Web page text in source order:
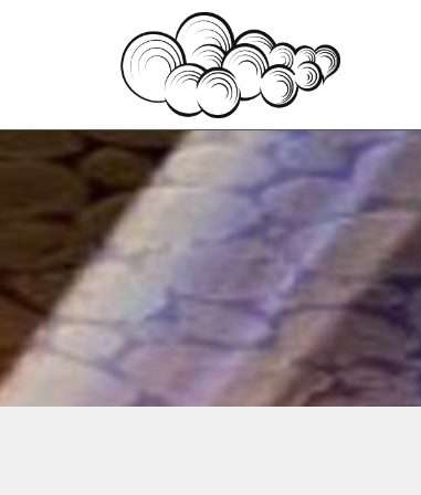
© 2024 Мастер Пар